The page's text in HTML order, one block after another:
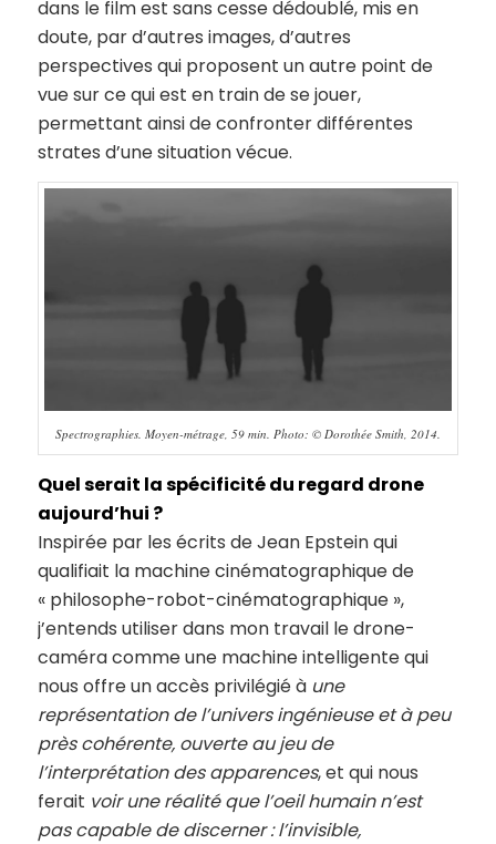
dans le film est sans cesse dédoublé, mis en
doute, par d’autres images, d’autres
perspectives qui proposent un autre point de
vue sur ce qui est en train de se jouer,
permettant ainsi de confronter différentes
strates d’une situation vécue.
Spectrographies. Moyen-métrage, 59 min. Photo: © Dorothée Smith, 2014.
Quel serait la spécificité du regard drone
aujourd’hui ?
Inspirée par les écrits de Jean Epstein qui
qualifiait la machine cinématographique de
« philosophe-robot-cinématographique »,
j’entends utiliser dans mon travail le drone-
caméra comme une machine intelligente qui
nous offre un accès privilégié à une
représentation de l’univers ingénieuse et à peu
près cohérente, ouverte au jeu de
l’interprétation des apparences, et qui nous
ferait voir une réalité que l’oeil humain n’est
pas capable de discerner : l’invisible,